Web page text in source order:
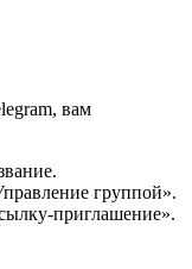
вам
группой».
приглашение».